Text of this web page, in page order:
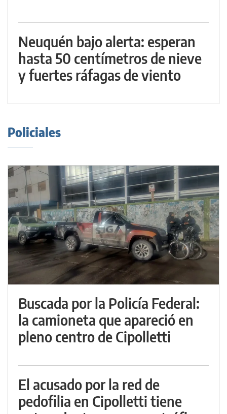
Neuquén bajo alerta: esperan
hasta 50 centímetros de nieve
y fuertes ráfagas de viento
Policiales
Buscada por la Policía Federal:
la camioneta que apareció en
pleno centro de Cipolletti
El acusado por la red de
pedofilia en Cipolletti tiene